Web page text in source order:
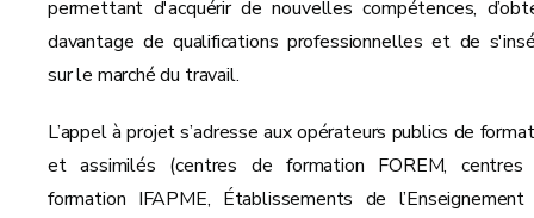
permettant d'acquérir de nouvelles compétences,
davantage de qualifications professionnelles et de
sur le marché du travail.
L’appel à projet s’adresse aux opérateurs publics de
et assimilés (centres de formation FOREM, centres
formation IFAPME, Établissements de